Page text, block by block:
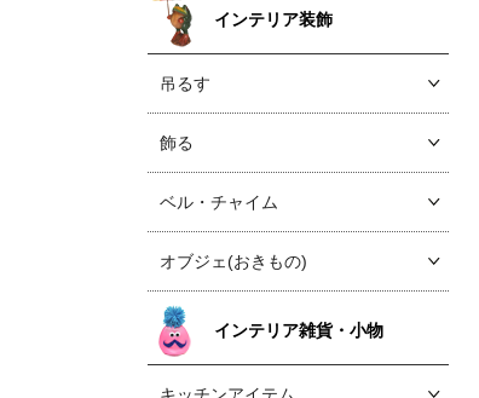
インテリア装飾
吊るす
飾る
ベル・チャイム
オブジェ(おきもの)
インテリア雑貨・小物